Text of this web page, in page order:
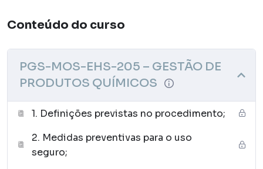
Conteúdo do curso
PGS-MOS-EHS-205 – GESTÃO DE
PRODUTOS QUÍMICOS
1. Definições previstas no procedimento;
2. Medidas preventivas para o uso
seguro;